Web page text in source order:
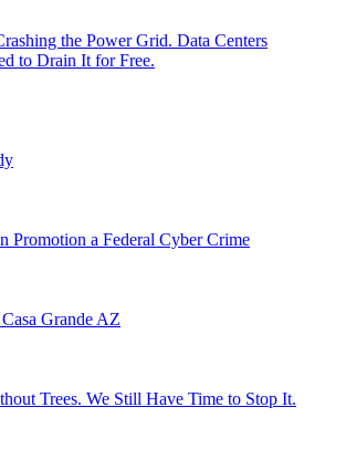
the Power Grid. Data Centers
to Drain It for Free.
Promotion a Federal Cyber Crime
Grande AZ
Trees. We Still Have Time to Stop It.